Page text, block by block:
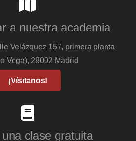
a nuestra academia
Velázquez 157, primera planta
Vega), 28002 Madrid
¡Vísitanos!
clase gratuita